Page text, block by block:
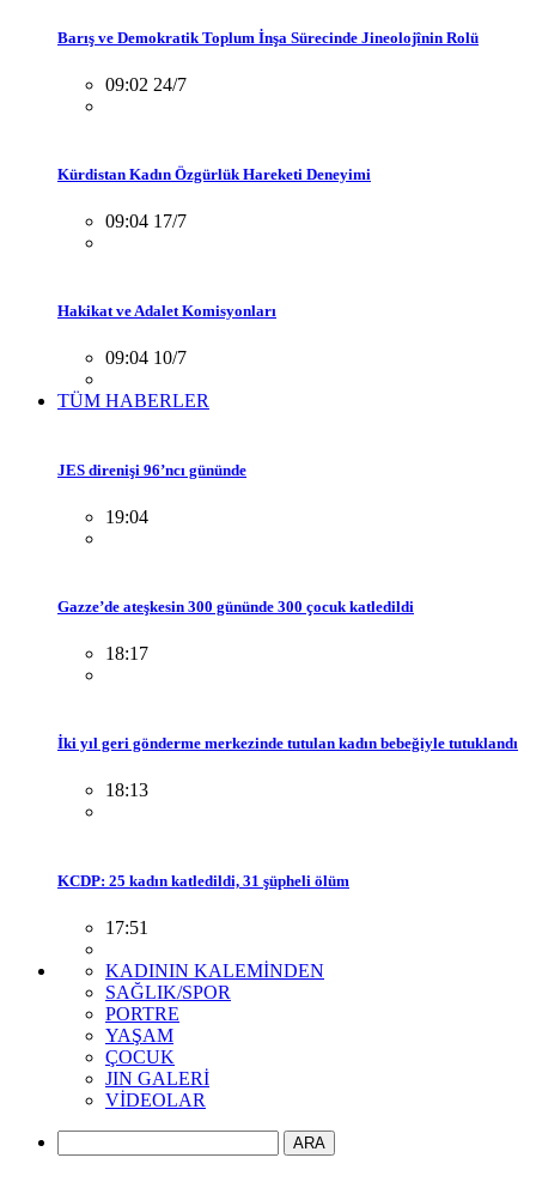
Barış ve Demokratik Toplum İnşa Sürecinde Jineolojînin Rolü
09:02 24/7
Kürdistan Kadın Özgürlük Hareketi Deneyimi
09:04 17/7
Hakikat ve Adalet Komisyonları
09:04 10/7
TÜM HABERLER
JES direnişi 96’ncı gününde
19:04
Gazze’de ateşkesin 300 gününde 300 çocuk katledildi
18:17
İki yıl geri gönderme merkezinde tutulan kadın bebeğiyle tutuklandı
18:13
KCDP: 25 kadın katledildi, 31 şüpheli ölüm
17:51
KADININ KALEMİNDEN
SAĞLIK/SPOR
PORTRE
YAŞAM
ÇOCUK
JIN GALERİ
VİDEOLAR
ARA